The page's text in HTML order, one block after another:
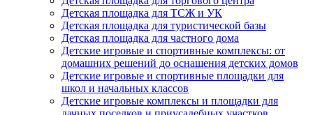
Детская площадка для ТСЖ и УК
Детская площадка для туристической базы
Детская площадка для частного дома
Детские игровые и спортивные комплексы: от
домашних решений до оснащения детских домов
Детские игровые и спортивные площадки для
школ и начальных классов
Детские игровые комплексы и площадки для